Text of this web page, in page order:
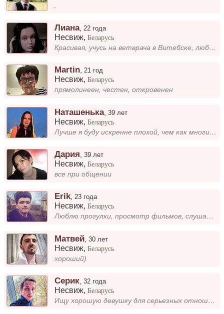
Лиана, 22 года
Несвиж,Беларусь
Красивая, учусь на ветврача в Витебске, люблю волейбол, рост 173, вес 60
Martin 21 год
Несвиж,Беларусь
прямолинеен, честен, откровенен
Наташенька,39 лет
Несвиж,Беларусь
Лучше я буду искренне плохой, чем как многие лицемерно хорошими.
Дария ,39 лет
Несвиж,Беларусь
все при общении
Erik,23 года
Несвиж,Беларусь
Люблю прогулки, просмотр фильмов, слушать музыку
Матвей ,30 лет
Несвиж,Беларусь
хороший)
Серик ,32 года
Несвиж,Беларусь
Ищу хорошую девушку для серьезных отношений. Встречи на один раз не интересуют.